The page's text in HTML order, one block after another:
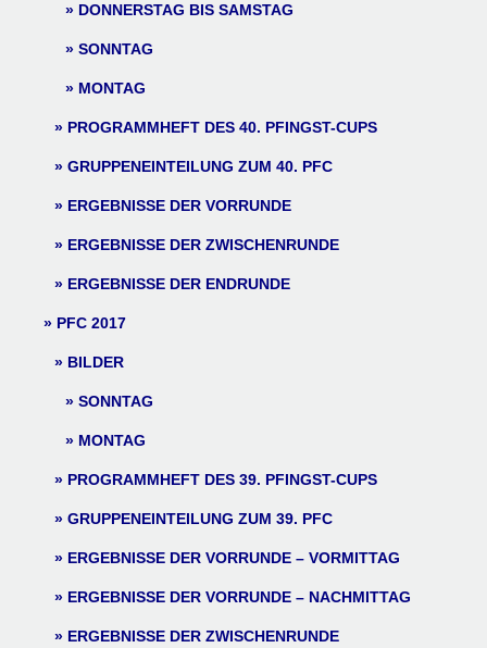
DONNERSTAG BIS SAMSTAG
SONNTAG
MONTAG
PROGRAMMHEFT DES 40. PFINGST-CUPS
GRUPPENEINTEILUNG ZUM 40. PFC
ERGEBNISSE DER VORRUNDE
ERGEBNISSE DER ZWISCHENRUNDE
ERGEBNISSE DER ENDRUNDE
PFC 2017
BILDER
SONNTAG
MONTAG
PROGRAMMHEFT DES 39. PFINGST-CUPS
GRUPPENEINTEILUNG ZUM 39. PFC
ERGEBNISSE DER VORRUNDE – VORMITTAG
ERGEBNISSE DER VORRUNDE – NACHMITTAG
ERGEBNISSE DER ZWISCHENRUNDE